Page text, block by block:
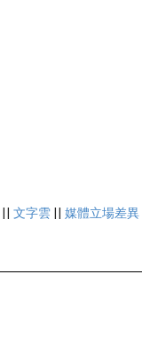
|| 文字雲 || 媒體立場差異